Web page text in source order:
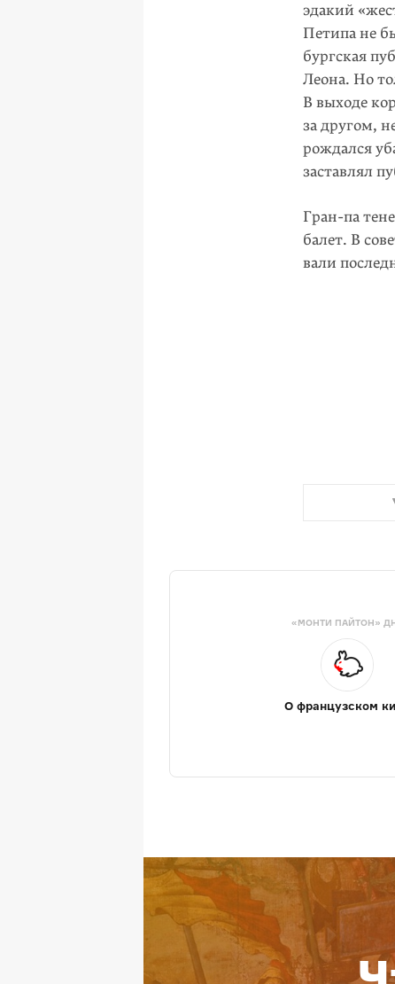
эдакий
Петипа не
бургская
Леона. Но
В выходе
за дру­гом,
рож­дался
застав­лял
Гран-па
балет. В
вали
«МОНТИ ПАЙТОН»
О французском